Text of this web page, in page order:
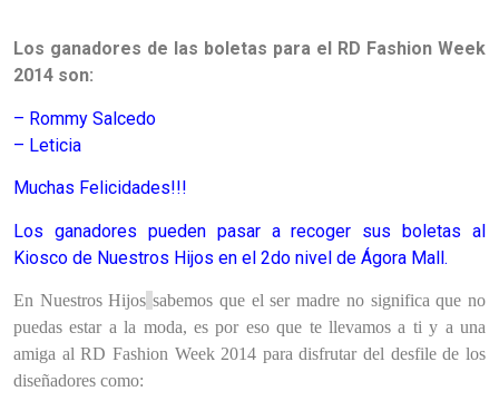
Los ganadores de las boletas para el RD Fashion Week
2014 son:
– Rommy Salcedo
– Leticia
Muchas Felicidades!!!
Los ganadores pueden pasar a recoger sus boletas al
Kiosco de Nuestros Hijos en el 2do nivel de Ágora Mall.
En Nuestros Hijos sabemos que el ser madre no significa que no
puedas estar a la moda, es por eso que te llevamos a ti y a una
amiga al RD Fashion Week 2014 para disfrutar del desfile de los
diseñadores como: